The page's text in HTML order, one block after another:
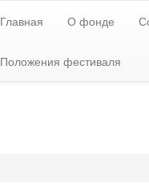
Главная О фонде
Положения фестиваля